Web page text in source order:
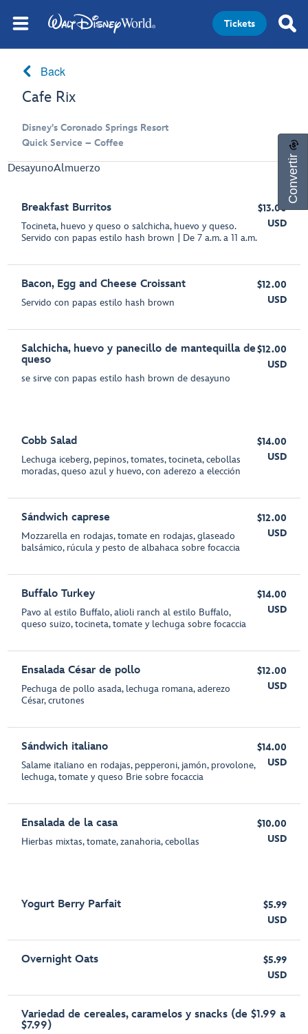
Tickets
Back
Cafe Rix
Disney's Coronado Springs Resort
Quick Service – Coffee
DesayunoAlmuerzo
Breakfast Burritos
Tocineta, huevo y queso o salchicha, huevo y queso.
Servido con papas estilo hash brown | De 7 a.m. a 11 a.m.
$13.00
USD
Bacon, Egg and Cheese Croissant
Servido con papas estilo hash brown
$12.00
USD
Salchicha, huevo y panecillo de mantequilla de
queso
se sirve con papas estilo hash brown de desayuno
$12.00
USD
Cobb Salad
Lechuga iceberg, pepinos, tomates, tocineta, cebollas
moradas, queso azul y huevo, con aderezo a elección
$14.00
USD
Sándwich caprese
Mozzarella en rodajas, tomate en rodajas, glaseado
balsámico, rúcula y pesto de albahaca sobre focaccia
$12.00
USD
Buffalo Turkey
Pavo al estilo Buffalo, alioli ranch al estilo Buffalo,
queso suizo, tocineta, tomate y lechuga sobre focaccia
$14.00
USD
Ensalada César de pollo
Pechuga de pollo asada, lechuga romana, aderezo
César, crutones
$12.00
USD
Sándwich italiano
Salame italiano en rodajas, pepperoni, jamón, provolone,
lechuga, tomate y queso Brie sobre focaccia
$14.00
USD
Ensalada de la casa
Hierbas mixtas, tomate, zanahoria, cebollas
$10.00
USD
Yogurt Berry Parfait
$5.99
USD
Overnight Oats
$5.99
USD
Variedad de cereales, caramelos y snacks (de $1.99 a
$7.99)
Convertir